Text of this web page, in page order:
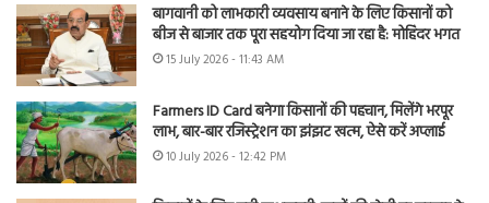
बागवानी को लाभकारी व्यवसाय बनाने के लिए किसानों को
बीज से बाजार तक पूरा सहयोग दिया जा रहा है: मोहिंदर भगत
15 July 2026 - 11:43 AM
Farmers ID Card बनेगा किसानों की पहचान, मिलेंगे भरपूर
लाभ, बार-बार रजिस्ट्रेशन का झंझट खत्म, ऐसे करें अप्लाई
10 July 2026 - 12:42 PM